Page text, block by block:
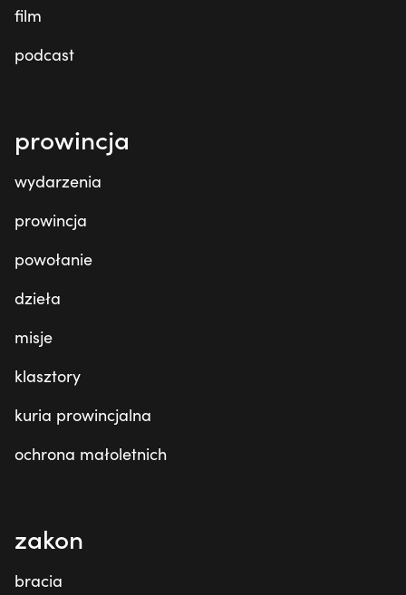
film
podcast
prowincja
wydarzenia
prowincja
powołanie
dzieła
misje
klasztory
kuria prowincjalna
ochrona małoletnich
zakon
bracia